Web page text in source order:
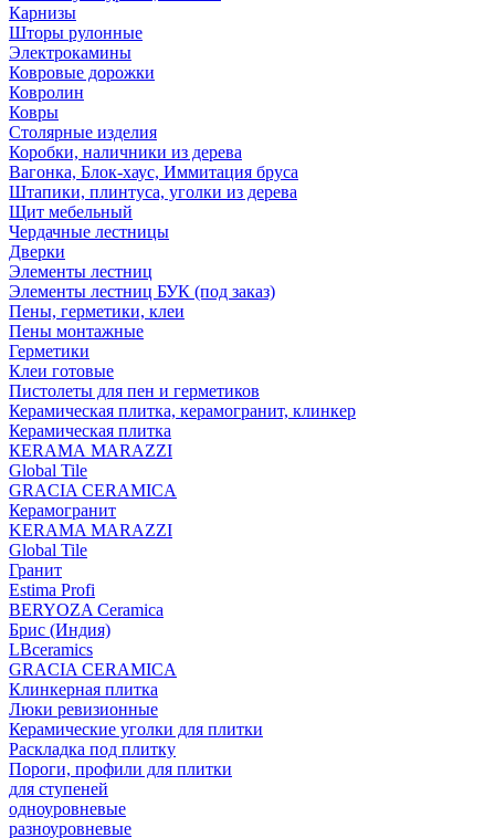
Карнизы
Шторы рулонные
Электрокамины
Ковровые дорожки
Ковролин
Ковры
Столярные изделия
Коробки, наличники из дерева
Вагонка, Блок-хаус, Иммитация бруса
Штапики, плинтуса, уголки из дерева
Щит мебельный
Чердачные лестницы
Дверки
Элементы лестниц
Элементы лестниц БУК (под заказ)
Пены, герметики, клеи
Пены монтажные
Герметики
Клеи готовые
Пистолеты для пен и герметиков
Керамическая плитка, керамогранит, клинкер
Керамическая плитка
КЕRАМА MARAZZI
Global Tile
GRACIA CERAMICA
Керамогранит
KERAMA MARAZZI
Global Tile
Гранит
Estima Profi
BERYOZA Ceramica
Брис (Индия)
LBceramics
GRACIA CERAMICA
Клинкерная плитка
Люки ревизионные
Керамические уголки для плитки
Раскладка под плитку
Пороги, профили для плитки
для ступеней
одноуровневые
разноуровневые